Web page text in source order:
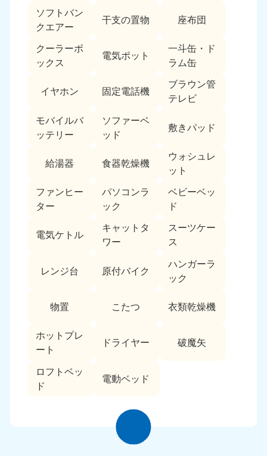
ソフトバン
クエアー
干支の置物 座布団
クーラーボ
ックス
電気ポット
一斗缶・ド
ラム缶
イヤホン 固定電話機
ブラウン管
テレビ
モバイルバ
ッテリー
ソファーベ
ッド
敷きパッド
給湯器 食器乾燥機
ウォシュレ
ット
ファンヒー
ター
パソコンラ
ック
ベビーベッ
ド
電気ケトル
キャットタ
ワー
スーツケー
ス
レンジ台 原付バイク
ハンガーラ
ック
物置 こたつ 衣類乾燥機
ホットプレ
ート
ドライヤー 破魔矢
ロフトベッ
ド
電動ベッド
大分県
050-1880-9893
9:00〜19:00 年中無休
050-1880-9890
9:00〜19:00 年中無休
050-1880-9892
沖縄県
050-1880-9887